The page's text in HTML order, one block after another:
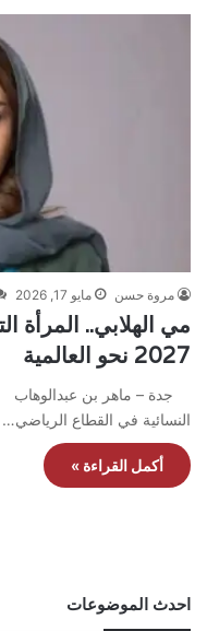
مروة حسن مايو 17, 2026
مي الهلابي.. المرأة
2027 نحو العالمية
جدة – ماهر بن عبدالوهاب
النسائية في القطاع الرياضي…
أكمل القراءة »
احدث الموضوعات